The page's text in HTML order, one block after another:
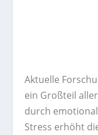
Aktuelle
ein Großteil
durch
Stress erhöht